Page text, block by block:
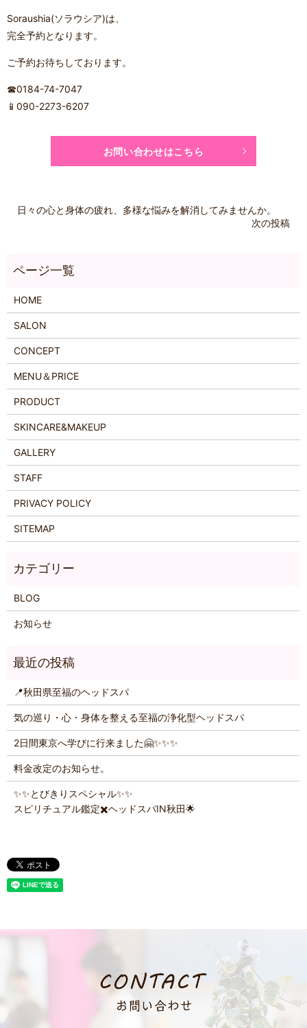
Soraushia(ソラウシア)は、
完全予約となります。
ご予約お待ちしております。
☎0184-74-7047
📱090-2273-6207
お問い合わせはこちら
日々の心と身体の疲れ、多様な悩みを解消してみませんか。
次の投稿
HOME
SALON
CONCEPT
MENU＆PRICE
PRODUCT
SKINCARE&MAKEUP
GALLERY
STAFF
PRIVACY POLICY
SITEMAP
BLOG
お知らせ
📍秋田県至福のヘッドスパ
気の巡り・心・身体を整える至福の浄化型ヘッドスパ
2日間東京へ学びに行来ました🤗✨️✨️✨️
料金改定のお知らせ。
✨️✨️とびきりスペシャル✨️✨️
スピリチュアル鑑定✖️ヘッドスパIN秋田🌟